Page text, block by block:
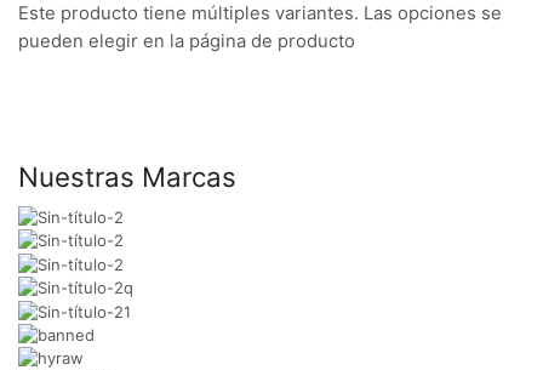
Este producto tiene múltiples variantes. Las opciones se
pueden elegir en la página de producto
Nuestras Marcas